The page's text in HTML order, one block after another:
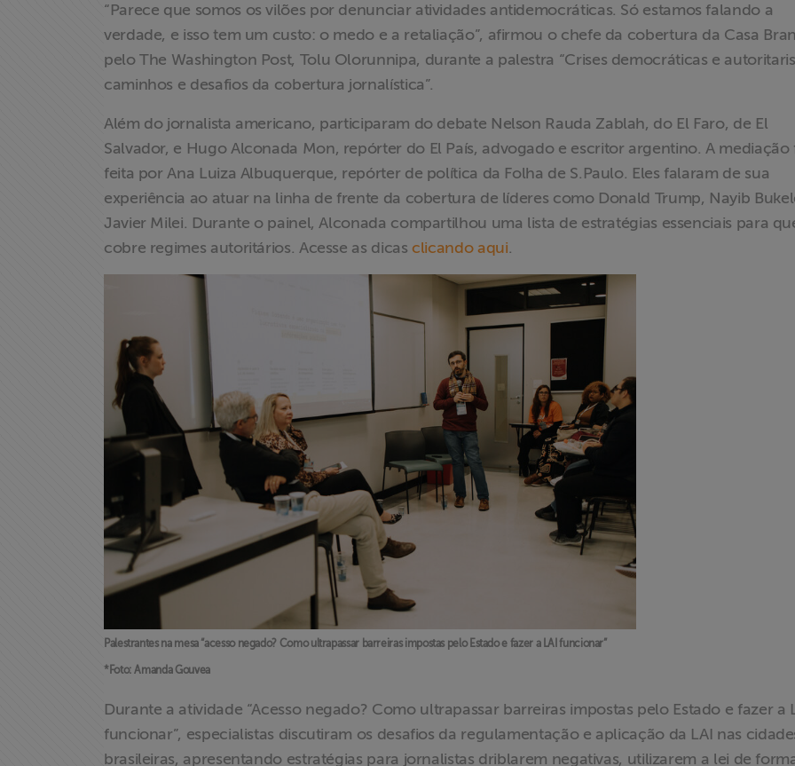
“Parece que somos os vilões por denunciar atividades antidemocráticas. Só estamos falando a
verdade, e isso tem um custo: o medo e a retaliação”, afirmou o chefe da cobertura da Casa
pelo The Washington Post, Tolu Olorunnipa, durante a palestra “Crises democráticas e
caminhos e desafios da cobertura jornalística”.
Além do jornalista americano, participaram do debate Nelson Rauda Zablah, do El Faro, de El
Salvador, e Hugo Alconada Mon, repórter do El País, advogado e escritor argentino. A mediação
feita por Ana Luiza Albuquerque, repórter de política da Folha de S.Paulo. Eles falaram de sua
experiência ao atuar na linha de frente da cobertura de líderes como Donald Trump, Nayib
Javier Milei. Durante o painel, Alconada compartilhou uma lista de estratégias essenciais para
cobre regimes autoritários. Acesse as dicasclicando aqui.
Palestrantes na mesa “acesso negado? Como ultrapassar barreiras impostas pelo Estado e fazer a LAI funcionar”
*Foto: Amanda Gouvea
Durante a atividade “Acesso negado? Como ultrapassar barreiras impostas pelo Estado e fazer a
funcionar”, especialistas discutiram os desafios da regulamentação e aplicação da LAI nas
brasileiras, apresentando estratégias para jornalistas driblarem negativas, utilizarem a lei de